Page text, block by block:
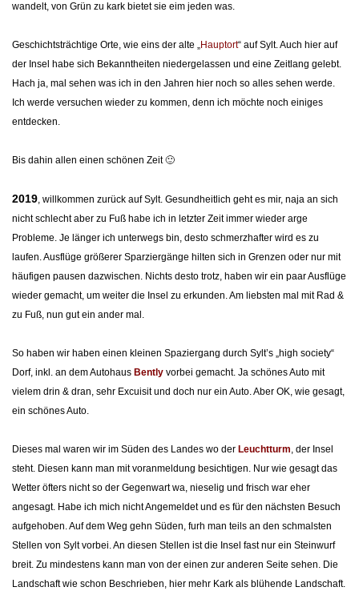
wandelt, von Grün zu kark bietet sie eim jeden was.
Geschichtsträchtige Orte, wie eins der alte „Hauptort“ auf Sylt. Auch hier auf
der Insel habe sich Bekanntheiten niedergelassen und eine Zeitlang gelebt.
Hach ja, mal sehen was ich in den Jahren hier noch so alles sehen werde.
Ich werde versuchen wieder zu kommen, denn ich möchte noch einiges
entdecken.
Bis dahin allen einen schönen Zeit 🙂
2019, willkommen zurück auf Sylt. Gesundheitlich geht es mir, naja an sich
nicht schlecht aber zu Fuß habe ich in letzter Zeit immer wieder arge
Probleme. Je länger ich unterwegs bin, desto schmerzhafter wird es zu
laufen. Ausflüge größerer Sparziergänge hilten sich in Grenzen oder nur mit
häufigen pausen dazwischen. Nichts desto trotz, haben wir ein paar Ausflüge
wieder gemacht, um weiter die Insel zu erkunden. Am liebsten mal mit Rad &
zu Fuß, nun gut ein ander mal.
So haben wir haben einen kleinen Spaziergang durch Sylt’s „high society“
Dorf, inkl. an dem Autohaus Bently vorbei gemacht. Ja schönes Auto mit
vielem drin & dran, sehr Excuisit und doch nur ein Auto. Aber OK, wie gesagt,
ein schönes Auto.
Dieses mal waren wir im Süden des Landes wo der Leuchtturm, der Insel
steht. Diesen kann man mit voranmeldung besichtigen. Nur wie gesagt das
Wetter öfters nicht so der Gegenwart wa, nieselig und frisch war eher
angesagt. Habe ich mich nicht Angemeldet und es für den nächsten Besuch
aufgehoben. Auf dem Weg gehn Süden, furh man teils an den schmalsten
Stellen von Sylt vorbei. An diesen Stellen ist die Insel fast nur ein Steinwurf
breit. Zu mindestens kann man von der einen zur anderen Seite sehen. Die
Landschaft wie schon Beschrieben, hier mehr Kark als blühende Landschaft.